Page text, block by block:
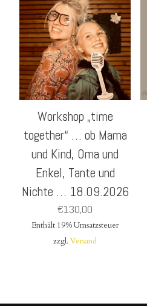
Workshop „time
together“ … ob Mama
und Kind, Oma und
Enkel, Tante und
Nichte … 18.09.2026
€130,00
Enthält 19% Umsatzsteuer
zzgl.Versand